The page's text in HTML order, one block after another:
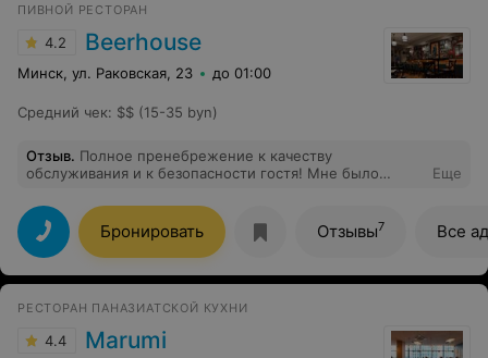
ПИВНОЙ РЕСТОРАН
4.2 Beerhouse
Минск, ул. Раковская, 23 до 01:00
Средний чек: $$ (15-35 byn)
Отзыв. Полное пренебрежение к качеству
обслуживания и к безопасности гостя! Мне было
испорченные листья салата. Официанту были эти
листья показаны, однако в финальном счете блюдо
оказалось включено. Больше не планирую
возвращаться в этот ресторан и не рекомендую его к
посещению.
Еще
Бронировать Отзывы7 Все
РЕСТОРАН ПАНАЗИАТСКОЙ КУХНИ
4.4 Marumi